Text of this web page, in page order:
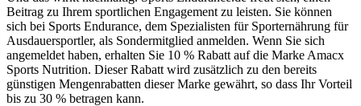
Beitrag zu Ihrem sportlichen Engagement zu leisten. Sie können
sich bei Sports Endurance, dem Spezialisten für Sporternährung für
Ausdauersportler, als Sondermitglied anmelden. Wenn Sie sich
angemeldet haben, erhalten Sie 10 % Rabatt auf die Marke Amacx
Sports Nutrition. Dieser Rabatt wird zusätzlich zu den bereits
günstigen Mengenrabatten dieser Marke gewährt, so dass Ihr Vorteil
bis zu 30 % betragen kann.